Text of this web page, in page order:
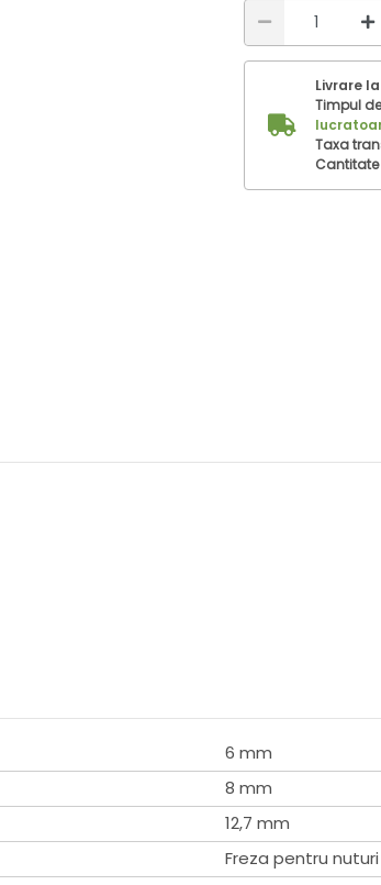
Livrare
Timpul
Taxa
6 mm
8 mm
12,7 mm
Freza pentru nuturi